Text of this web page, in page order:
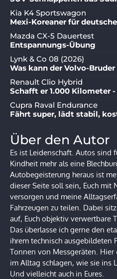
Kia K4 Sportswagon
Mexi-Koreaner für
Mazda CX-5 Dauertest
Entspannungs-Übung
Lynk & Co 08 (2026)
Was kann der Volvo-Bruder
Renault Clio Hybrid
Schafft er 1.000 Kilometer
Cupra Raval Endurance
Fährt super, lädt stabil,
Über den Autor
Es ist Leidenschaft. Autos sind
Kindheit mehr als eine
Autobegeisterung heraus ist
dieser Seite soll sein, Euch mit
versorgen und meine
Fahrzeugen zu teilen. Dabei
auf, Euch objektiv verwertbare
Das überlasse ich gerne den
ihrem technisch ausgebildeten
Tonnen von Messgeräten.
im Alltag schlagen, wie sie ins
Und vielleicht auch in Eures.